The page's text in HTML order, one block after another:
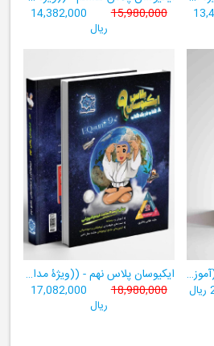
15,980,000
14,382,000
ریال
فست بوک ریاضی هشتم -((آموزش سریع، آسان و کامل ریاضی پایۀ هشتم)) ایکیوسان پلاس نهم - ((ویژۀ مدارس نمونه دولتی، تیزهوشان و سمپاد+ فیلم‌های آموزشی+سامانۀ آزمون‌ساز رایگان))
18,980,000
17,082,000
ریال